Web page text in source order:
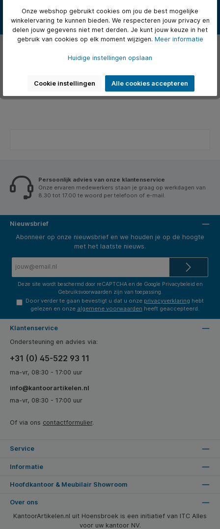
* GBC LeatherGrain serie voorbladen. * A4-formaat kartonnen
schutbladen met lederstructuur. * 250gr.
Eigenschappen
Beoordelingen
Persoonlijk advies van onze klantenservice
Onze ervaren medewerkers staan je graag op werkdagen van
8.30 tot 17.00 te woord per telefoon of e-mail.
Nieuwsbrief
Abonneer op onze nieuwsbrief en we houden je op de hoogte
met het laatste nieuws.
Deze site wordt beschermd door reCAPTCHA en de Google Privacybeleid en
Gebruiksvoorwaarden zijn van toepassing.
Door verder te gaan bevestigt u dat u onze privacyverklaring hebt
gelezen en onze algemene voorwaarden heeft geaccepteerd.
Klantenservice
Ondersteuning en advies via:
+31 (0) 45-522 93 11
ma-vr, 08:30 - 17:00 uur
info@kantoorartikelen.nl
ma-vr, 08:30 - 17:00 uur
Of via ons contactformulier.
Service
Informatie
Hoofdkantoor & Meubilair Showroom
Over ons
KantoorArtikelen.nl uit Hoensbroek is een initiatief van ITC Alles
voor uw kantoor NV.
Onze webshop gebruikt cookies om jou de best mogelijke
winkelervaring te kunnen bieden. We respecteren jouw privacy en
delen jouw gegevens niet met derden. Je kunt jouw keuze in het
gebruik van cookies op elk moment wijzigen. Meer informatie
Huidige instellingen opslaan
Cookie instellingen Alle cookies accepteren